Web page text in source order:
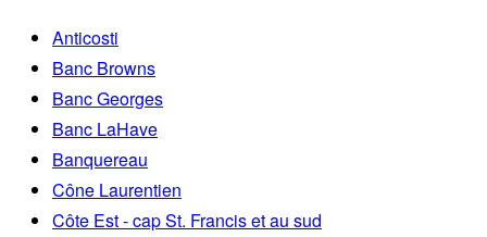
Anticosti
Banc Browns
Banc Georges
Banc LaHave
Banquereau
Cône Laurentien
Côte Est - cap St. Francis et au sud